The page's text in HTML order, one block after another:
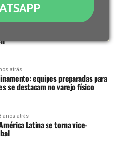
anos atrás
atrás
equipes preparadas para
se destacam no varejo físico
anos atrás
Latina se torna vice-